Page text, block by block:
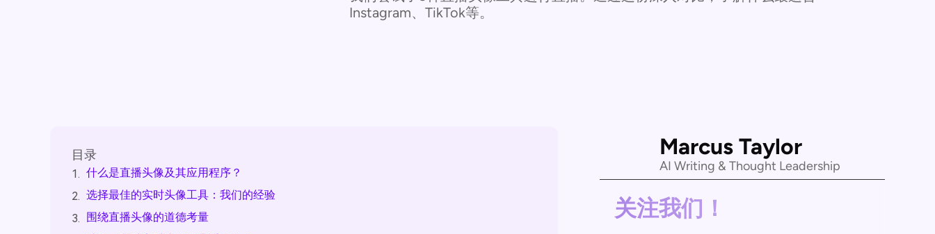
Instagram、TikTok等。
目录
1. 什么是直播头像及其应用程序？
2. 选择最佳的实时头像工具：我们的经验
3. 围绕直播头像的道德考量
Marcus Taylor
AI Writing & Thought Leadership
关注我们！